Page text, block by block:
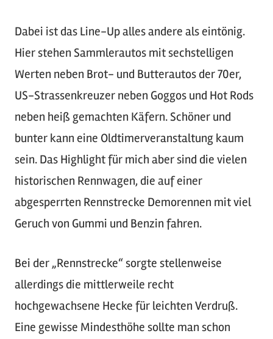
Dabei ist das Line-Up alles andere als eintönig.
Hier stehen Sammlerautos mit sechstelligen
Werten neben Brot- und Butterautos der 70er,
US-Strassenkreuzer neben Goggos und Hot Rods
neben heiß gemachten Käfern. Schöner und
bunter kann eine Oldtimerveranstaltung kaum
sein. Das Highlight für mich aber sind die vielen
historischen Rennwagen, die auf einer
abgesperrten Rennstrecke Demorennen mit viel
Geruch von Gummi und Benzin fahren.
Bei der „Rennstrecke“ sorgte stellenweise
allerdings die mittlerweile recht
hochgewachsene Hecke für leichten Verdruß.
Eine gewisse Mindesthöhe sollte man schon